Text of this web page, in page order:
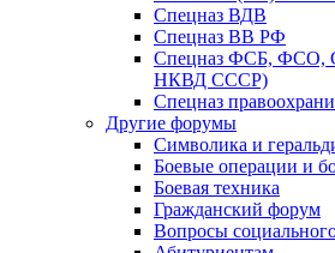
Спецназ ВДВ
Спецназ ВВ РФ
Спецназ ФСБ, ФСО,
НКВД СССР)
Спецназ
Другие форумы
Символика и
Боевые операции и
Боевая техника
Гражданский форум
Вопросы